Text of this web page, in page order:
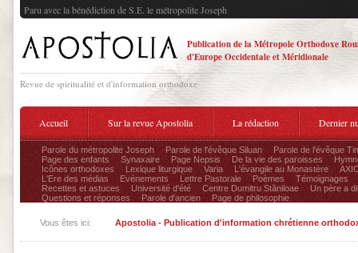
Paru avec la bénédiction de S.E. le métropolite Joseph
Publication de la Métropole Orthodoxe
d'Europe Occidentale et Méridionale
Revue de spiritualité et d'information orthodoxe
Accueil Sur la revue Apostolia La rédaction Dernier
Parole du métropolite Joseph Parole de l'évêque Siluan
Parole de l'évêque
Page des enfants
Synaxaire Page Nepsis De la vie des paroisses
Icônes orthodoxes
Lexique liturgique Varia L'évangile au Monastère
L'Ere des médias
Evénements Lettre Pastorale Poèmes
Témoignages
Recettes et astuces
Université d'été Centre Dumitru Stăniloae
Un père a
Questions et réponses
Parole d'ancien Page de philosophie
Vous êtes ici: Apostolia - Publication d'information chrétienne